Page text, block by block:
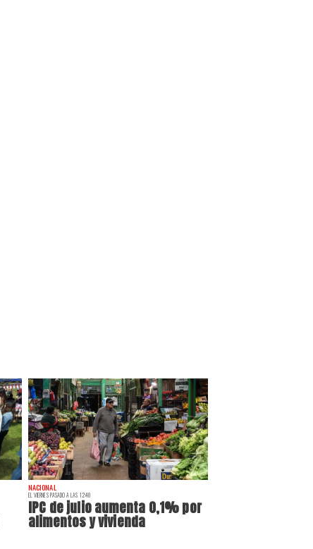
NACIONAL
EL VIERNES PASADO A LAS 12:40
IPC de julio aumenta 0,1% por
alimentos y vivienda